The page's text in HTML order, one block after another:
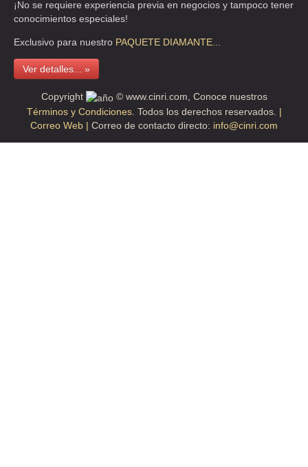
¡No se requiere experiencia previa en negocios y tampoco tener
conocimientos especiales!
Exclusivo para nuestro PAQUETE DIAMANTE...
Ver detalles... »
Copyright
© www.cinri.com, Conoce nuestros
Términos y Condiciones. Todos los derechos reservados. |
Correo Web | Correo de contacto directo: info@cinri.com